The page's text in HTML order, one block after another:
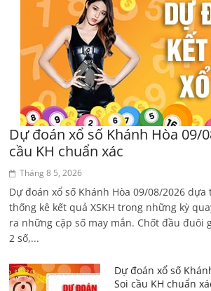
Dự đoán xổ số Khánh Hòa 09/
cầu KH chuẩn xác
Tháng 8 5, 2026
Dự đoán xổ số Khánh Hòa 09/08/2026
thống kê kết quả XSKH trong những kỳ
ra những cặp số may mắn. Chốt đầu đuôi
2 số,...
Dự đoán xổ số
Soi cầu KH chuẩn